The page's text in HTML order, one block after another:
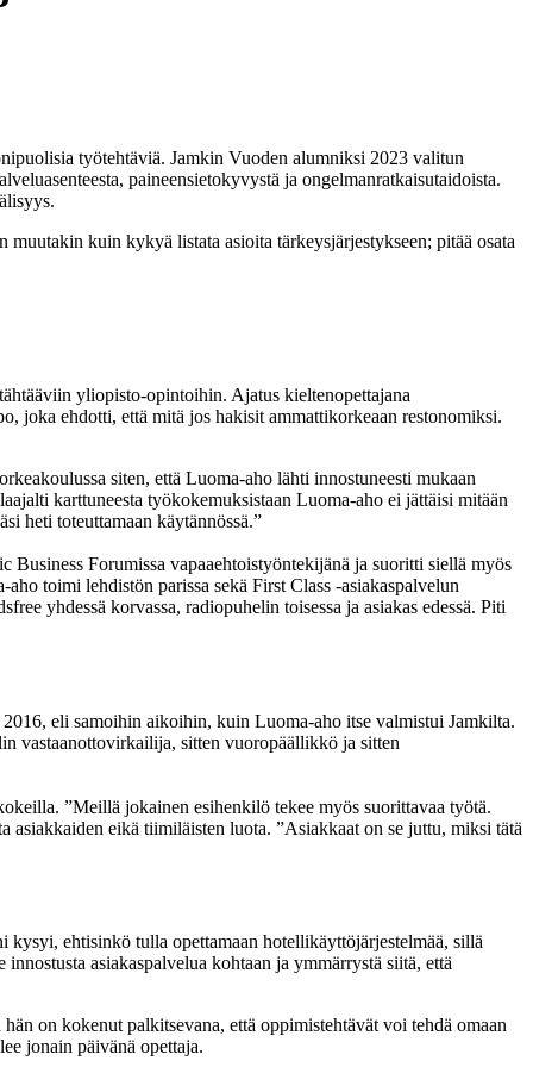
työtehtäviä. Jamkin Vuoden alumniksi 2023 valitun
paineensietokyvystä ja ongelmanratkaisutaidoista.
kuin kykyä listata asioita tärkeysjärjestykseen; pitää osata
yliopisto-opintoihin. Ajatus kieltenopettajana
joka ehdotti, että mitä jos hakisit ammattikorkeaan restonomiksi.
siten, että Luoma-aho lähti innostuneesti mukaan
karttuneesta työkokemuksistaan Luoma-aho ei jättäisi mitään
heti toteuttamaan käytännössä.”
Forumissa vapaaehtoistyöntekijänä ja suoritti siellä myös
toimi lehdistön parissa sekä First Class -asiakaspalvelun
yhdessä korvassa, radiopuhelin toisessa ja asiakas edessä. Piti
eli samoihin aikoihin, kuin Luoma-aho itse valmistui Jamkilta.
vastaanottovirkailija, sitten vuoropäällikkö ja sitten
”Meillä jokainen esihenkilö tekee myös suorittavaa työtä.
asiakkaiden eikä tiimiläisten luota. ”Asiakkaat on se juttu, miksi tätä
ehtisinkö tulla opettamaan hotellikäyttöjärjestelmää, sillä
asiakaspalvelua kohtaan ja ymmärrystä siitä, että
on kokenut palkitsevana, että oppimistehtävät voi tehdä omaan
jonain päivänä opettaja.